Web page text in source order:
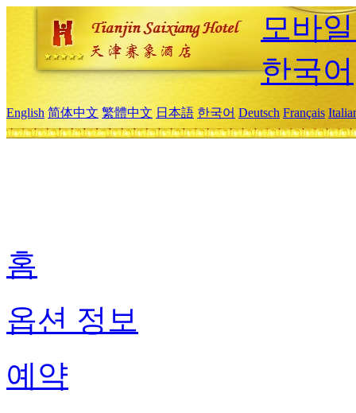
모바
한국어
English 简体中文 繁體中文 日本語 한국어 Deutsch Français
홈
옵션 정보
예약